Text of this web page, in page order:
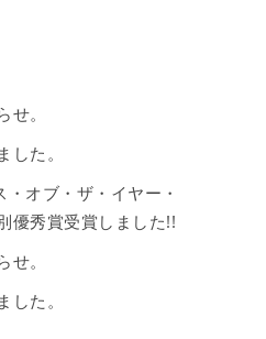
せ。
した。
オブ・ザ・イヤー・
優秀賞受賞しました!!
。
した。